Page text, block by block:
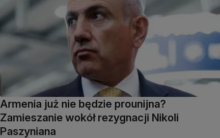
Armenia już nie będzie prounijna?
Zamieszanie wokół rezygnacji Nikoli
Paszyniana